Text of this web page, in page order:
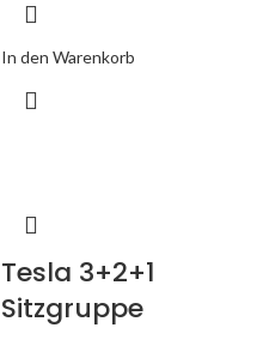
In den Warenkorb
Tesla 3+2+1
Sitzgruppe